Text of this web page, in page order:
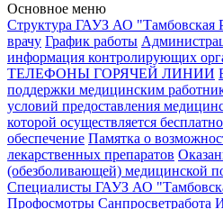
Основное меню
Структура ГАУЗ АО "Тамбовская
врачу График работы
информация контролирующих
ТЕЛЕФОНЫ ГОРЯЧЕЙ ЛИНИИ
поддержки медицинским
условий предоставления
которой осуществляется бесплатно
обеспечение Памятка о
лекарственных препаратов
(обезболивающей) медицинской
Специалисты ГАУЗ АО
Профосмотры Санпросветработа